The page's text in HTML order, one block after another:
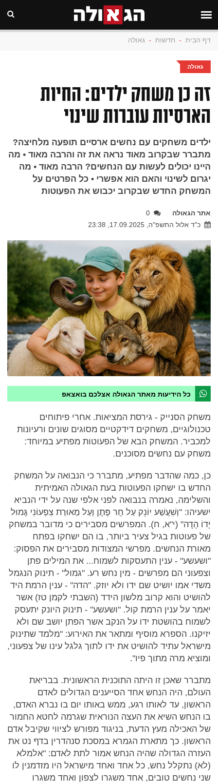
דף הבית - חדשות - גאולה
גאולה
זה כן משחק ילדים: החיות
הארסיות עוברות שינוי
ילדים משחקים עם נחשים ארסיים תופעה מלחיצה?
מתברר שבקרוב מאוד נראה את זה והרבה מאוד • מה
היינו יכולים לעשות עם הנחשים? הרבה מאוד • מה
יגרום לשינוי והאם הוא אפשרי • כל הפרטים על
המשחק החדש שבקרוב יכבוש את הפעוטות
אתר הגאולה
0
כ"ד אלול התשפ"ה, 17.09.2025, 23:38
כל הידיעות מאתר הגאולה אצלכם בואצאפ
משחק הסנייק - גירסת המציאות. אחרי פיתוחים
טכנולוגיים, משחקים דידקטיים מסוגים שונים ורעיונות
למכביר. המשחק הבא של הפעוטות מפתיע במיוחד:
משחק עם נחשים מסוכנים.
כן, כמה שהדבר מפתיע, מתברר כי הנבואה על המשחק
החדש בו ישחקו הפעוטות בעת הגאולה האמיתית
והשלימה, נאמרה בנבואה לפני אלפי שנה על ידי הנביא
ישעיהו: "וְשִׁעֲשַׁע יוֹנֵק עַל חֻר פָּתֶן וְעַל מְאוּרַת צִפְעוֹנִי גָּמוּל
יָדוֹ הָדָה" (י"א, ח). המפרשים מסבירים כי מדובר במשחק
של פעוטות בגיל צעיר ביותר, בו הם ישחקו בפתח
מאורת הנחשים. מפרשי המצודות מסבירים את הפסוק:
"ושעשע" - ענין התעסקות לשמוח... את המילים פתן
וצפעוני הם מפרשים - מין נחש רע. "גמול" - תינוק הנגמל
משדי אמו יושיט שם ידו ולא יוזק. "הדה" - ענין הרמת היד
להושיט והוא קרוב מלשון הידד (השבתי לקמן טז) אשר
יאמר על ענין הרמת קול. "ושעשע" - תינוק היונק יתעסק
לשמוח בהושטת ידו על הנקב אשר הפתן יושב שם ולא
יזיקנו. הספרא מוסיף ומתאר את האירוע: "מלמד שתינוק
מישראל עתיד להושיט את ידו לתוך גלגל עינו של צפעוני,
ומוציא מרה מתוך פיו".
מתברר שאכן זו היתה התוכנית הראשונית. בבריאת
העולם, היה הנחש אחד הסייענים הגדולים לאדם
הראשון, עד לאותו רגע, ממש באותו יום בו נברא האדם,
בו הנחש השיא את העצה הנוראית שגרמה לחטא החמור
של האכילה מעץ הדעת, בניגוד מפורש לציווי שקיבל אדם
הראשון. כך מתארת הגמרא במסכת סנהדרין בדף נט את
העזרה הגדולה שהיה הנחש אמור לתת לאדם: "אלמלא
(לא) נתקלל נחש, כל אחד ואחד מישראל היו מזדמנין לו
שני נחשים טובים, אחד משגרו לצפון ואחד משגרו